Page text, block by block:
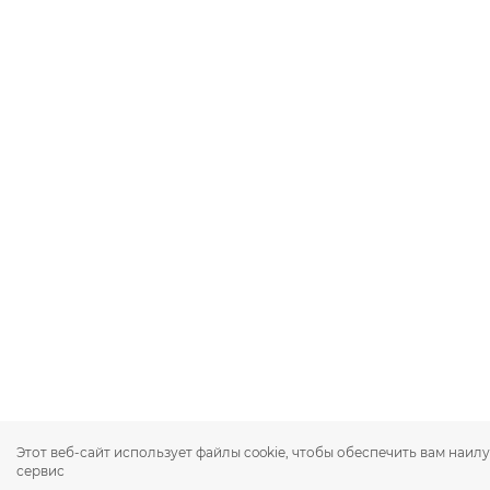
Этот веб-сайт использует файлы cookie, чтобы обеспечить вам
сервис